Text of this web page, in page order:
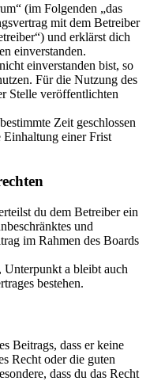
(im Folgenden „das
mit dem Betreiber
und erklärst dich
einverstanden.
einverstanden bist, so
Für die Nutzung des
Stelle veröffentlichten
Zeit geschlossen
Einhaltung einer Frist
du dem Betreiber ein
und
im Rahmen des Boards
Unterpunkt a bleibt auch
bestehen.
Beitrags, dass er keine
Recht oder die guten
dass du das Recht